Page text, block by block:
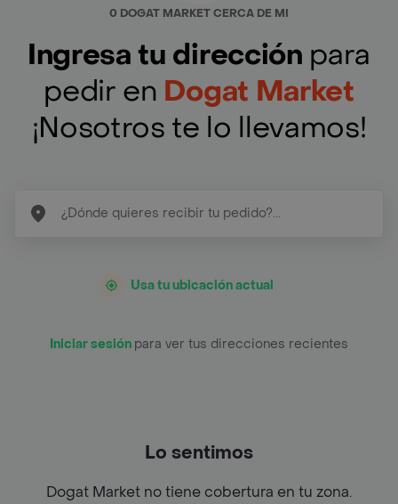
0 DOGAT MARKET CERCA DE MI
Ingresa tu dirección para
pedir en Dogat Market
¡Nosotros te lo llevamos!
Usa tu ubicación actual
Iniciar sesión para ver tus direcciones recientes
Lo sentimos
Dogat Market no tiene cobertura en tu zona.